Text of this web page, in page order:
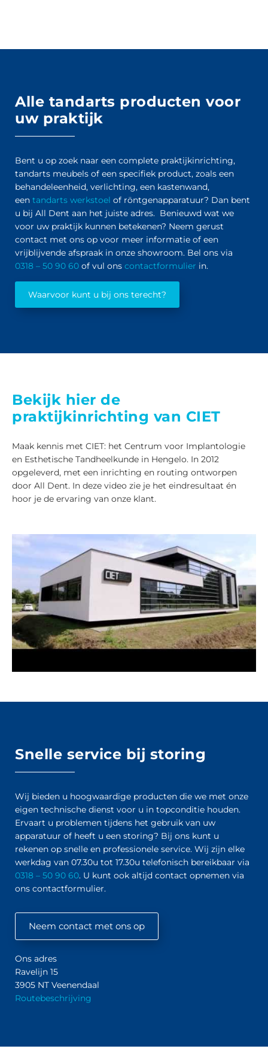
Alle tandarts producten voor
uw praktijk
Bent u op zoek naar een complete praktijkinrichting,
tandarts meubels of een specifiek product, zoals een
behandeleenheid, verlichting, een kastenwand,
een tandarts werkstoel of röntgenapparatuur? Dan bent
u bij All Dent aan het juiste adres. Benieuwd wat we
voor uw praktijk kunnen betekenen? Neem gerust
contact met ons op voor meer informatie of een
vrijblijvende afspraak in onze showroom. Bel ons via
0318 – 50 90 60 of vul ons contactformulier in.
Waarvoor kunt u bij ons terecht?
Bekijk hier de
praktijkinrichting van CIET
Maak kennis met CIET: het Centrum voor Implantologie
en Esthetische Tandheelkunde in Hengelo. In 2012
opgeleverd, met een inrichting en routing ontworpen
door All Dent. In deze video zie je het eindresultaat én
hoor je de ervaring van onze klant.
Snelle service bij storing
Wij bieden u hoogwaardige producten die we met onze
eigen technische dienst voor u in topconditie houden.
Ervaart u problemen tijdens het gebruik van uw
apparatuur of heeft u een storing? Bij ons kunt u
rekenen op snelle en professionele service. Wij zijn elke
werkdag van 07.30u tot 17.30u telefonisch bereikbaar via
0318 – 50 90 60. U kunt ook altijd contact opnemen via
ons contactformulier.
Neem contact met ons op
Ons adres
Ravelijn 15
3905 NT Veenendaal
Routebeschrijving